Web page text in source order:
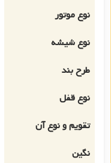
نوع موتور
نوع شیشه
طرح بند
نوع قفل
تقویم و نوع آن
نگین